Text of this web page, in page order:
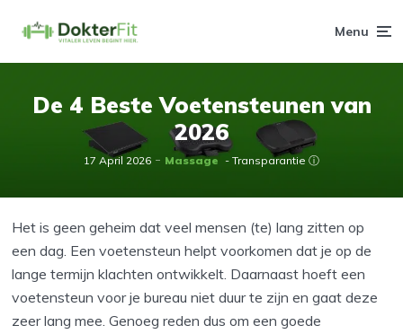
Menu
De 4 Beste Voetensteunen van
2026
17 April 2026 Massage - Transparantie ⓘ
Het is geen geheim dat veel mensen (te) lang zitten op
een dag. Een voetensteun helpt voorkomen dat je op de
lange termijn klachten ontwikkelt. Daarnaast hoeft een
voetensteun voor je bureau niet duur te zijn en gaat deze
zeer lang mee. Genoeg reden dus om een goede